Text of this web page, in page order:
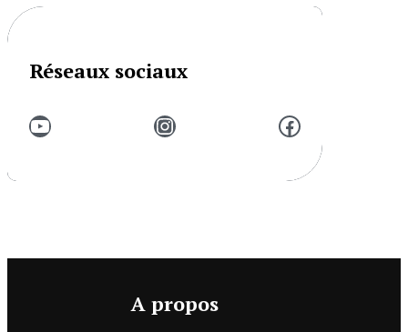
Réseaux sociaux
YouTube Instagram Facebook
A propos